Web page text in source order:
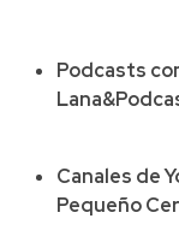
Podcasts
Canales de
Pequeño